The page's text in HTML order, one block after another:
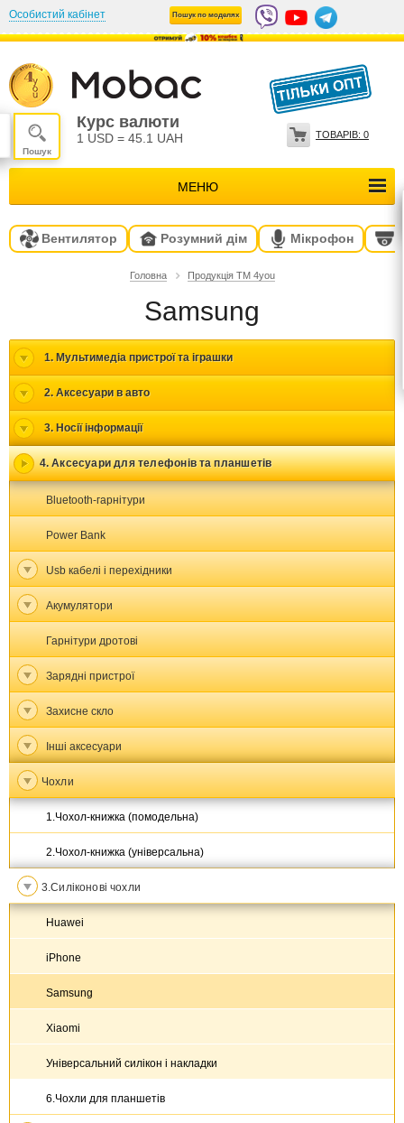
Особистий кабінет Пошук по моделях
Курс валюти
1 USD = 45.1 UAH
МЕНЮ
ТОВАРІВ: 0
Вентилятор Розумний дім Мікрофон
Головна Продукція ТМ 4you
Samsung
1. Мультимедіа пристрої та іграшки
2. Аксесуари в авто
3. Носії інформації
4. Аксесуари для телефонів та планшетів
Bluetooth-гарнітури
Power Bank
Usb кабелі і перехідники
Акумулятори
Гарнітури дротові
Зарядні пристрої
Захисне скло
Інші аксесуари
Чохли
1.Чохол-книжка (помодельна)
2.Чохол-книжка (універсальна)
3.Силіконові чохли
Huawei
iPhone
Samsung
Xiaomi
Універсальний силікон і накладки
6.Чохли для планшетів